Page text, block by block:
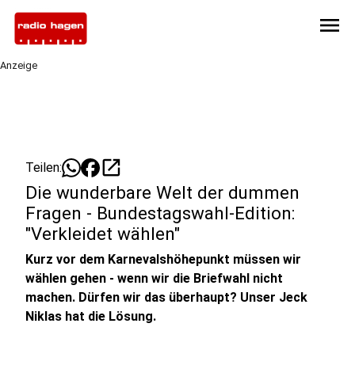
menu
Anzeige
Teilen: open_in_new
Die wunderbare Welt der dummen
Fragen - Bundestagswahl-Edition:
"Verkleidet wählen"
Kurz vor dem Karnevalshöhepunkt müssen wir
wählen gehen - wenn wir die Briefwahl nicht
machen. Dürfen wir das überhaupt? Unser Jeck
Niklas hat die Lösung.